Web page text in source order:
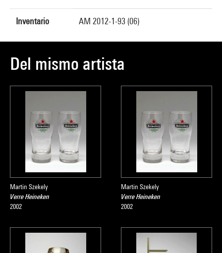
Inventario AM 2012-1-93 (06)
Del mismo artista
Martin Szekely
Verre Heineken
2002
Martin Szekely
Verre Heineken
2002